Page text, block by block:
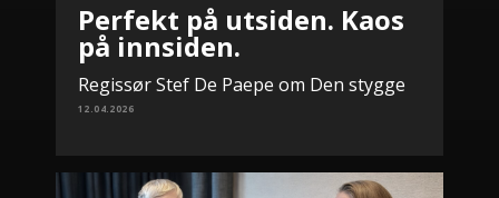
Perfekt på utsiden. Kaos
på innsiden.
Regissør Stef De Paepe om Den stygge
12.04.2026